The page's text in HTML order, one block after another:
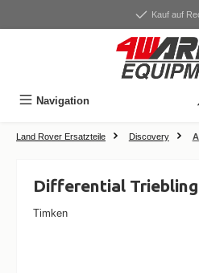
Kauf auf
Navigation
Land Rover Ersatzteile Discovery
Differential
Timken